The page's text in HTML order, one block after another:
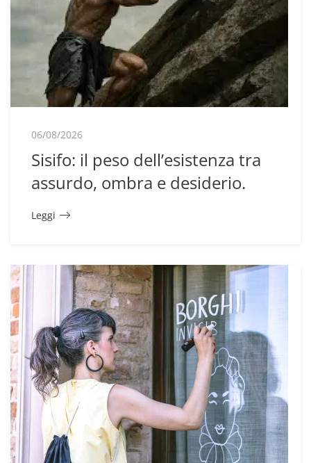
06/08/2026
Sisifo: il peso dell’esistenza tra
assurdo, ombra e desiderio.
Leggi